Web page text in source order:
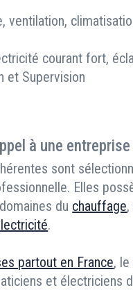
ventilation,
courant fort,
et Supervision
à une entreprise
sont
Elles
du chauffage
.
partout en France,
et électriciens